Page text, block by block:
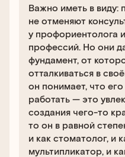
Важно иметь в виду:
не отменяют
у профориентолога
профессий. Но они
фундамент, от
отталкиваться в
он понимает, что
работать — это
создания чего-то
то он в равной
и как стоматолог, и
мультипликатор, и